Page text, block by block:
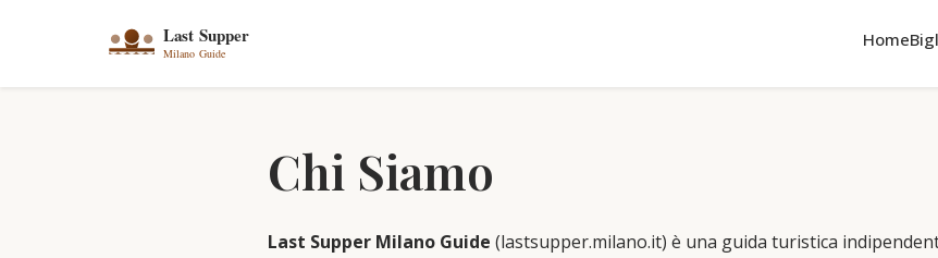
Home
Chi Siamo
Last Supper Milano Guide (lastsupper.milano.it) è una guida turistica